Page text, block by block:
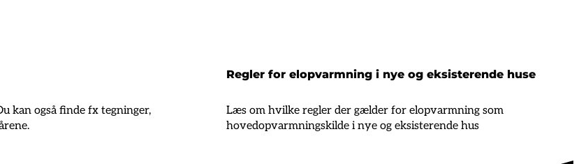
kan også finde fx tegninger,
Regler for elopvarmning i nye og eksisterende huse
Læs om hvilke regler der gælder for elopvarmning som
hovedopvarmningskilde i nye og eksisterende hus